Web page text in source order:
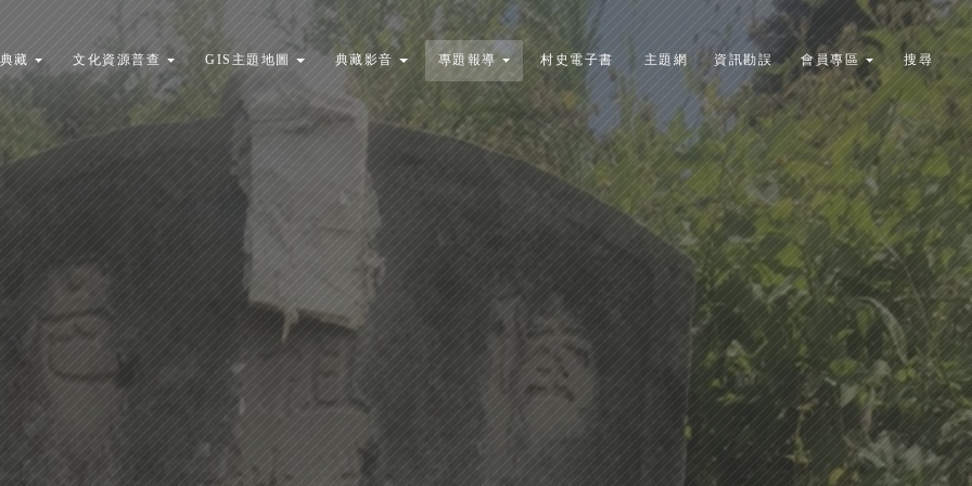
藏 文化資源普查 GIS主題地圖 典藏影音 專題報導 村史電子書 主題網 資訊勘誤 會員專區 搜尋